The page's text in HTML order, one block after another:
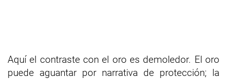
Aquí el contraste con el oro es demoledor. El oro
puede aguantar por narrativa de protección; la